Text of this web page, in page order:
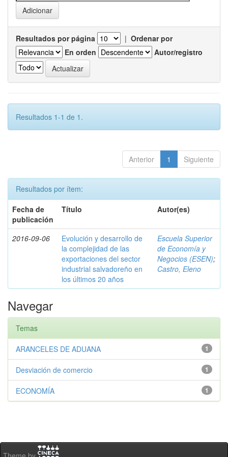
Resultados por página | Ordenar por
En orden
Autor/registro
Resultados 1-1 de 1.
Anterior 1 Siguiente
Resultados por ítem:
Fecha de
publicación
Título Autor(es)
2016-09-06
Evolución y desarrollo de
la complejidad de las
exportaciones del sector
industrial salvadoreño en
los últimos 20 años
Escuela Superior
de Economía y
Negocios (ESEN);
Castro, Eleno
Navegar
Temas
1
ARANCELES DE ADUANA
1
Desviación de comercio
1
ECONOMÍA